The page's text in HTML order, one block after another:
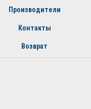
Производители
Контакты
Возврат